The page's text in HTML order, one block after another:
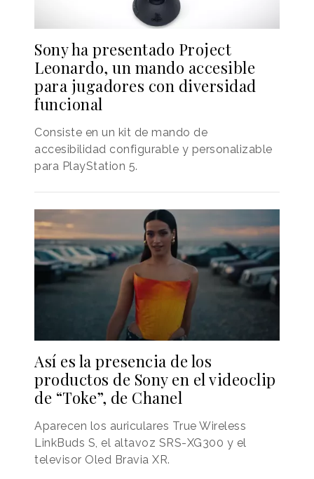
Sony ha presentado Project
Leonardo, un mando accesible
para jugadores con diversidad
funcional
Consiste en un kit de mando de
accesibilidad configurable y personalizable
para PlayStation 5.
Así es la presencia de los
productos de Sony en el videoclip
de “Toke”, de Chanel
Aparecen los auriculares True Wireless
LinkBuds S, el altavoz SRS-XG300 y el
televisor Oled Bravia XR.